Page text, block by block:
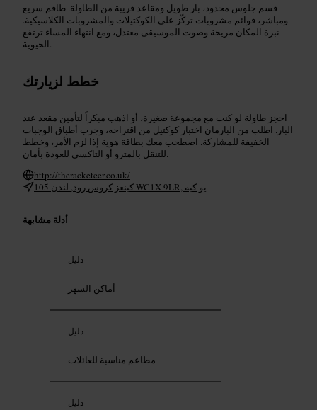
قسم جلوس محدود، بار طويل ومقاعد قريبة من الطاولة. طاقم سريع
ومباشر، قوائم مشروبات تركّز على الكوكتيلات والمشروبات الكلاسيكية.
نبرة المكان مريحة وصوت الموسيقى معتدل، ومع انتهاء المساء ترتفع
الحيوية.
خطط لزيارتك
احجز طاولة لو كنت مع مجموعة صغيرة، أو اذهب مبكراً لتأمين مقعد عند
البار. اطلب من البارمان اختبار كوكتيل من اقتراحه، وجرب أطباق الوجبات
الخفيفة للمشاركة. اصطحب معك بطاقة هوية إذا لزم الأمر، وخطط
للتنقل بالمترو أو التاكسي للعودة بأمان.
http://theracketeer.co.uk/
105 كينغز كروس رود, لندن WC1X 9LR, يو كيه
أدلة مشابهة
دليل
أماكن السهر
دليل
مطاعم مناسبة للعائلات
دليل